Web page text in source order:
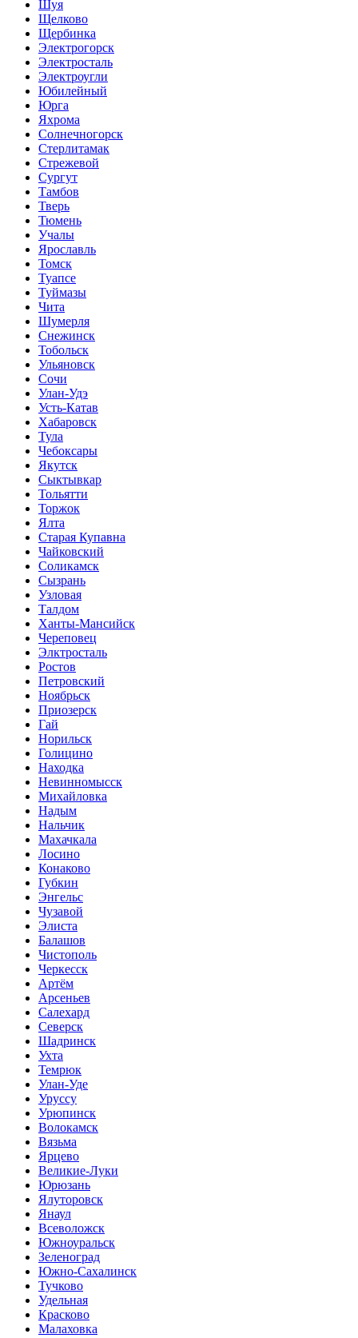
Шуя
Щелково
Щербинка
Электрогорск
Электросталь
Электроугли
Юбилейный
Юрга
Яхрома
Солнечногорск
Стерлитамак
Стрежевой
Сургут
Тамбов
Тверь
Тюмень
Учалы
Ярославль
Томск
Туапсе
Туймазы
Чита
Шумерля
Снежинск
Тобольск
Ульяновск
Сочи
Улан-Удэ
Усть-Катав
Хабаровск
Тула
Чебоксары
Якутск
Сыктывкар
Тольятти
Торжок
Ялта
Старая Купавна
Чайковский
Соликамск
Сызрань
Узловая
Талдом
Ханты-Мансийск
Череповец
Элктросталь
Ростов
Петровский
Ноябрьск
Приозерск
Гай
Норильск
Голицино
Находка
Невинномысск
Михайловка
Надым
Нальчик
Махачкала
Лосино
Конаково
Губкин
Энгельс
Чузавой
Элиста
Балашов
Чистополь
Черкесск
Артём
Арсеньев
Салехард
Северск
Шадринск
Ухта
Темрюк
Улан-Уде
Уруссу
Урюпинск
Волокамск
Вязьма
Ярцево
Великие-Луки
Юрюзань
Ялуторовск
Янаул
Всеволожск
Южноуральск
Зеленоград
Южно-Сахалинск
Тучково
Удельная
Красково
Малаховка